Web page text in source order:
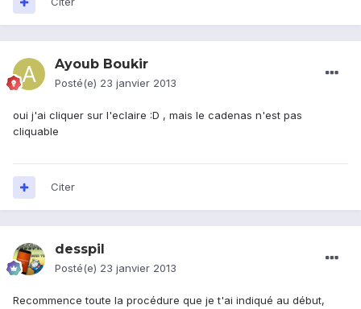
Ayoub Boukir
Posté(e) 23 janvier 2013
oui j'ai cliquer sur l'eclaire :D , mais le cadenas n'est pas
cliquable
Citer
desspil
Posté(e) 23 janvier 2013
Recommence toute la procédure que je t'ai indiqué au début,